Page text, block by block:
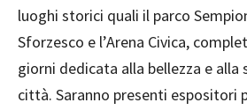
luoghi storici quali il parco
Sforzesco e l’Arena Civica,
giorni dedicata alla bellezza e
città. Saranno presenti espositori